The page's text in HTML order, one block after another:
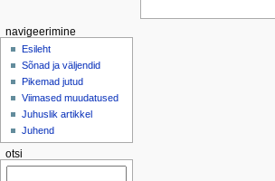
navigeerimine
Esileht
Sõnad ja väljendid
Pikemad jutud
Viimased muudatused
Juhuslik artikkel
Juhend
otsi